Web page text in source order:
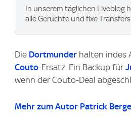
In unserem täglichen Liveblog
alle Gerüchte und fixe
Die Dortmunder halten indes
Couto-Ersatz. Ein Backup für
wenn der Couto-Deal
Mehr zum Autor Patrick